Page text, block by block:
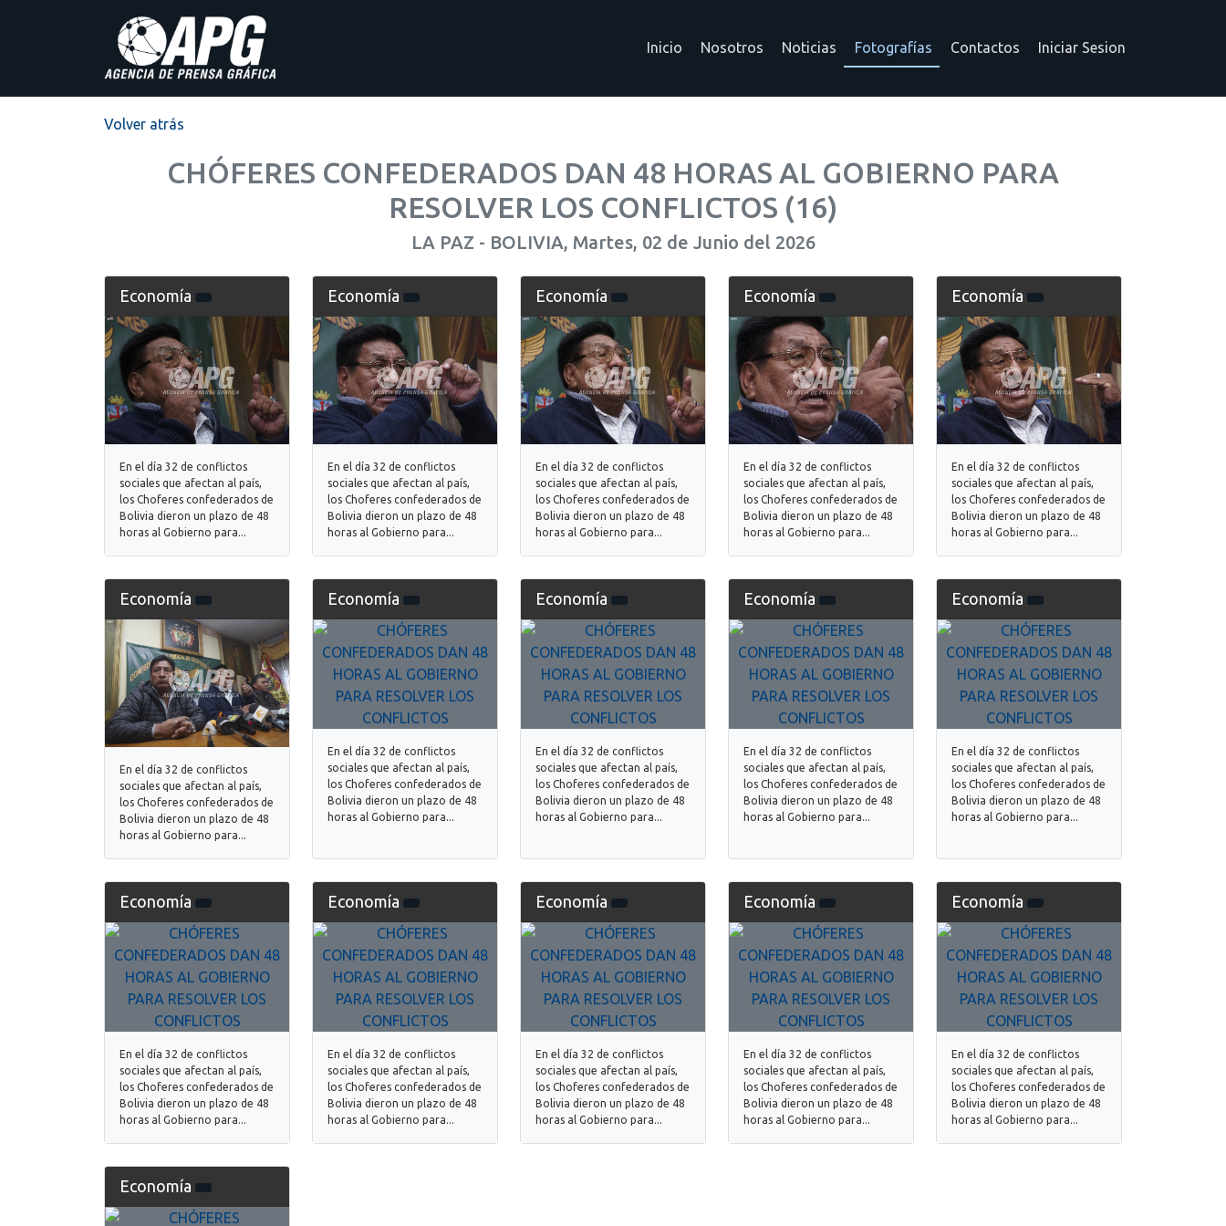
Inicio Nosotros Noticias Fotografías Contactos Iniciar Sesion
Volver atrás
CHÓFERES CONFEDERADOS DAN 48 HORAS AL GOBIERNO PARA
RESOLVER LOS CONFLICTOS (16)
LA PAZ - BOLIVIA, Martes, 02 de Junio del 2026
Economía
En el día 32 de conflictos
sociales que afectan al país,
los Choferes confederados de
Bolivia dieron un plazo de 48
horas al Gobierno para...
Economía
En el día 32 de conflictos
sociales que afectan al país,
los Choferes confederados de
Bolivia dieron un plazo de 48
horas al Gobierno para...
Economía
En el día 32 de conflictos
sociales que afectan al país,
los Choferes confederados de
Bolivia dieron un plazo de 48
horas al Gobierno para...
Economía
En el día 32 de conflictos
sociales que afectan al país,
los Choferes confederados de
Bolivia dieron un plazo de 48
horas al Gobierno para...
Economía
En el día 32 de conflictos
sociales que afectan al país,
los Choferes confederados de
Bolivia dieron un plazo de 48
horas al Gobierno para...
Economía
En el día 32 de conflictos
sociales que afectan al país,
los Choferes confederados de
Bolivia dieron un plazo de 48
horas al Gobierno para...
Economía
En el día 32 de conflictos
sociales que afectan al país,
los Choferes confederados de
Bolivia dieron un plazo de 48
horas al Gobierno para...
Economía
En el día 32 de conflictos
sociales que afectan al país,
los Choferes confederados de
Bolivia dieron un plazo de 48
horas al Gobierno para...
Economía
En el día 32 de conflictos
sociales que afectan al país,
los Choferes confederados de
Bolivia dieron un plazo de 48
horas al Gobierno para...
Economía
En el día 32 de conflictos
sociales que afectan al país,
los Choferes confederados de
Bolivia dieron un plazo de 48
horas al Gobierno para...
Economía
En el día 32 de conflictos
sociales que afectan al país,
los Choferes confederados de
Bolivia dieron un plazo de 48
horas al Gobierno para...
Economía
En el día 32 de conflictos
sociales que afectan al país,
los Choferes confederados de
Bolivia dieron un plazo de 48
horas al Gobierno para...
Economía
En el día 32 de conflictos
sociales que afectan al país,
los Choferes confederados de
Bolivia dieron un plazo de 48
horas al Gobierno para...
Economía
En el día 32 de conflictos
sociales que afectan al país,
los Choferes confederados de
Bolivia dieron un plazo de 48
horas al Gobierno para...
Economía
En el día 32 de conflictos
sociales que afectan al país,
los Choferes confederados de
Bolivia dieron un plazo de 48
horas al Gobierno para...
Economía